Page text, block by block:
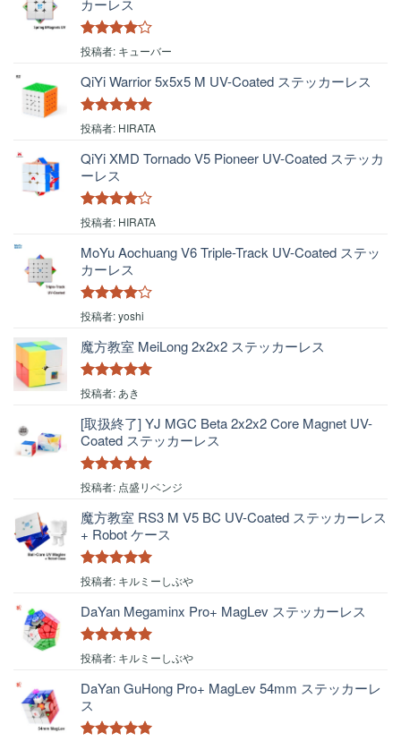
カーレス
5段階中 4
投稿者: キューバー
QiYi Warrior 5x5x5 M UV-Coated ステッカーレス
5段階中5の
投稿者: HIRATA
QiYi XMD Tornado V5 Pioneer UV-Coated ステッカ
ーレス
5段階中4
投稿者: HIRATA
MoYu Aochuang V6 Triple-Track UV-Coated ステッ
カーレス
5段階中4
の評価
投稿者: yoshi
魔方教室 MeiLong 2x2x2 ステッカーレス
5段階中5
投稿者: あき
[取扱終了] YJ MGC Beta 2x2x2 Core Magnet UV-
Coated ステッカーレス
5段階中5の
投稿者: 点盛リベンジ
魔方教室 RS3 M V5 BC UV-Coated ステッカーレス
+ Robot ケース
5段階中5の
投稿者: キルミーしぶや
DaYan Megaminx Pro+ MagLev ステッカーレス
5段階中5の
投稿者: キルミーしぶや
DaYan GuHong Pro+ MagLev 54mm ステッカーレ
ス